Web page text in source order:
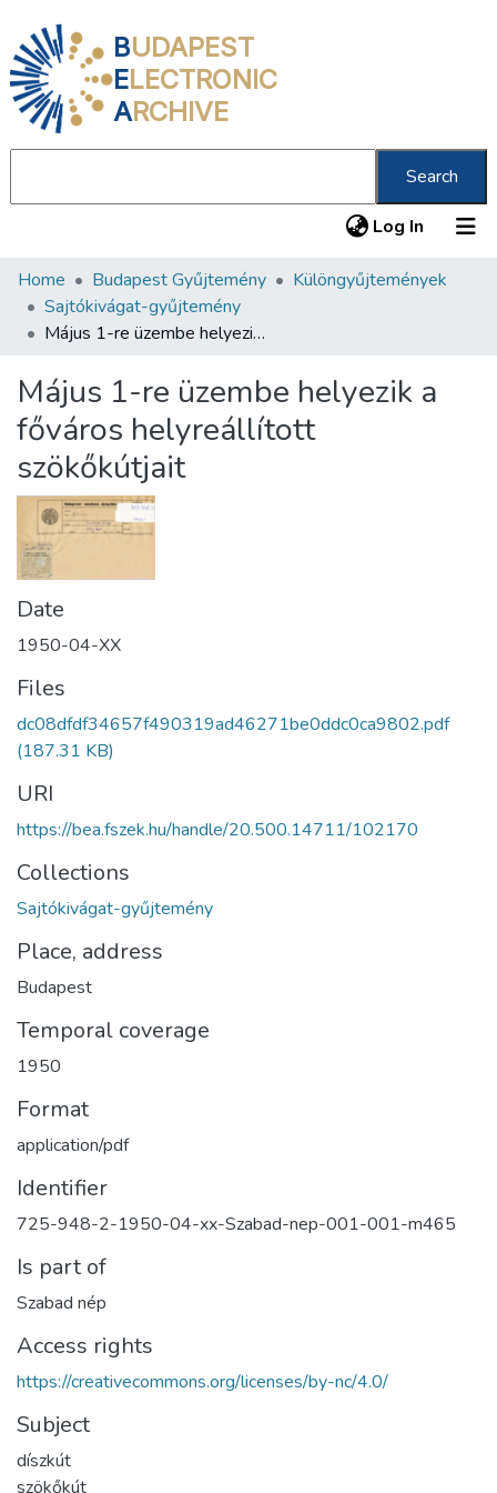
BUDAPEST
ELECTRONIC
ARCHIVE
Search
Log In (current)
Communities & Collections
All of DSpace
About us
Home Budapest Gyűjtemény
Különgyűjtemények
Sajtókivágat-gyűjtemény
Május 1-re üzembe helyezik a főváros helyreállított szökőkútjait
Május 1-re üzembe helyezik a
főváros helyreállított
szökőkútjait
Date
1950-04-XX
Files
dc08dfdf34657f490319ad46271be0ddc0ca9802.pdf
(187.31 KB)
URI
https://bea.fszek.hu/handle/20.500.14711/102170
Collections
Sajtókivágat-gyűjtemény
Place, address
Budapest
Temporal coverage
1950
Format
application/pdf
Identifier
725-948-2-1950-04-xx-Szabad-nep-001-001-m465
Is part of
Szabad nép
Access rights
https://creativecommons.org/licenses/by-nc/4.0/
Subject
díszkút
szökőkút